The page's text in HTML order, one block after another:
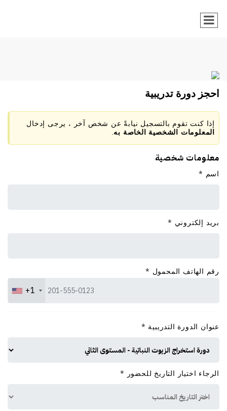
احجز دورة تدريبية
إذا كنت تقوم بالتسجيل نيابةً عن شخص آخر ، يرجى إدخال
المعلومات الشخصية الخاصة به
معلومات شخصية
اسم *
بريد إلكتروني *
رقم الهاتف المحمول *
+1
عنوان الدورة التدريبية *
الرجاء اختيار التاريخ للحضور *